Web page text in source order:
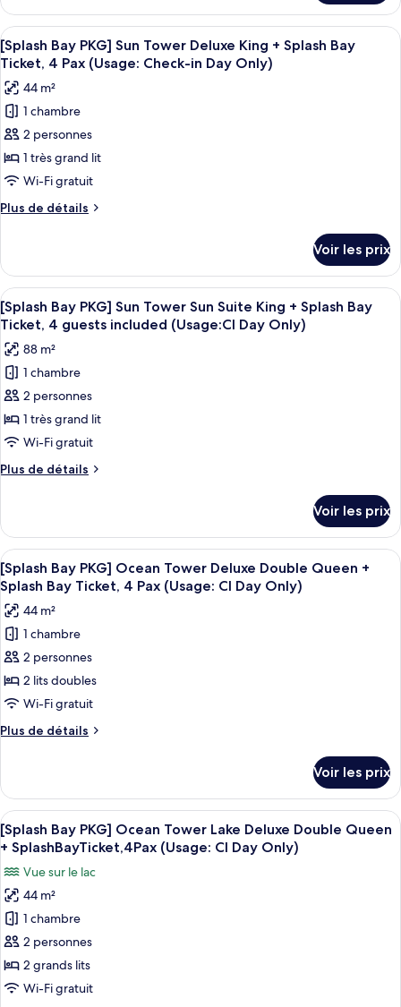
in
DayOnly)
Tower
Lake
Deluxe
Double
Queen+SplashBayTicket,4Pax
(Usage:
CI
Day
Only)
le
type
de
chambre
[Splash
Bay
PKG]
Forest
Tower
Lake
Double
Queen+SplashBayTicket,4Pax
(Usage:
Only)
Afficher
toutes
les
photos
pour
ce
type
de
chambre :
[Splash
PKG]
Sun
Tower
Deluxe
King
+
Splash
Bay
Ticket,
4
Pax
in
Day
Only)
Une chambre d’hôtel moderne
4
[Splash Bay PKG] Sun Tower Deluxe King + Splash Bay
Ticket, 4 Pax (Usage: Check-in Day Only)
44 m²
1 chambre
2 personnes
1 très grand lit
Wi-Fi gratuit
Plus de détails
Plus
le
type
de
chambre
[Splash
Bay
PKG]
Sun
Tower
Deluxe
Splash
Bay
Pax
Check-
in
Day
Only)
Voir les prix
Afficher
toutes
les
photos
pour
ce
type
de
chambre :
[Splash
PKG]
Sun
Tower
Sun
Suite
King
+
Splash
Bay
Ticket,
4
(Usage:CI
Day
Only)
Une chambre d’hôtel moderne avec
5
[Splash Bay PKG] Sun Tower Sun Suite King + Splash Bay
Ticket, 4 guests included (Usage:CI Day Only)
88 m²
1 chambre
2 personnes
1 très grand lit
Wi-Fi gratuit
Plus de détails
Plus
le
type
de
chambre
[Splash
Bay
PKG]
Sun
Tower
Sun
King
+
Splash
4
included
(Usage:CI
Day
Only)
Voir les prix
Afficher
toutes
les
photos
pour
ce
type
de
chambre :
[Splash
PKG]
Ocean
Tower
Deluxe
Double
Queen
+
Splash
Bay
Ticket,
4
Couette en duvet d'oie, minibar,
6
[Splash Bay PKG] Ocean Tower Deluxe Double Queen +
Splash Bay Ticket, 4 Pax (Usage: CI Day Only)
44 m²
1 chambre
2 personnes
2 lits doubles
Wi-Fi gratuit
Plus de détails
Plus
le
type
de
chambre
[Splash
Bay
PKG]
Ocean
Tower
Deluxe
Queen
+
Voir les prix
Afficher
toutes
les
photos
pour
ce
type
de
chambre :
Couette en duvet d'oie, minibar,
6
[Splash Bay PKG] Ocean Tower Lake Deluxe Double Queen
+ SplashBayTicket,4Pax (Usage: CI Day Only)
Vue sur le lac
44 m²
1 chambre
2 personnes
2 grands lits
Wi-Fi gratuit